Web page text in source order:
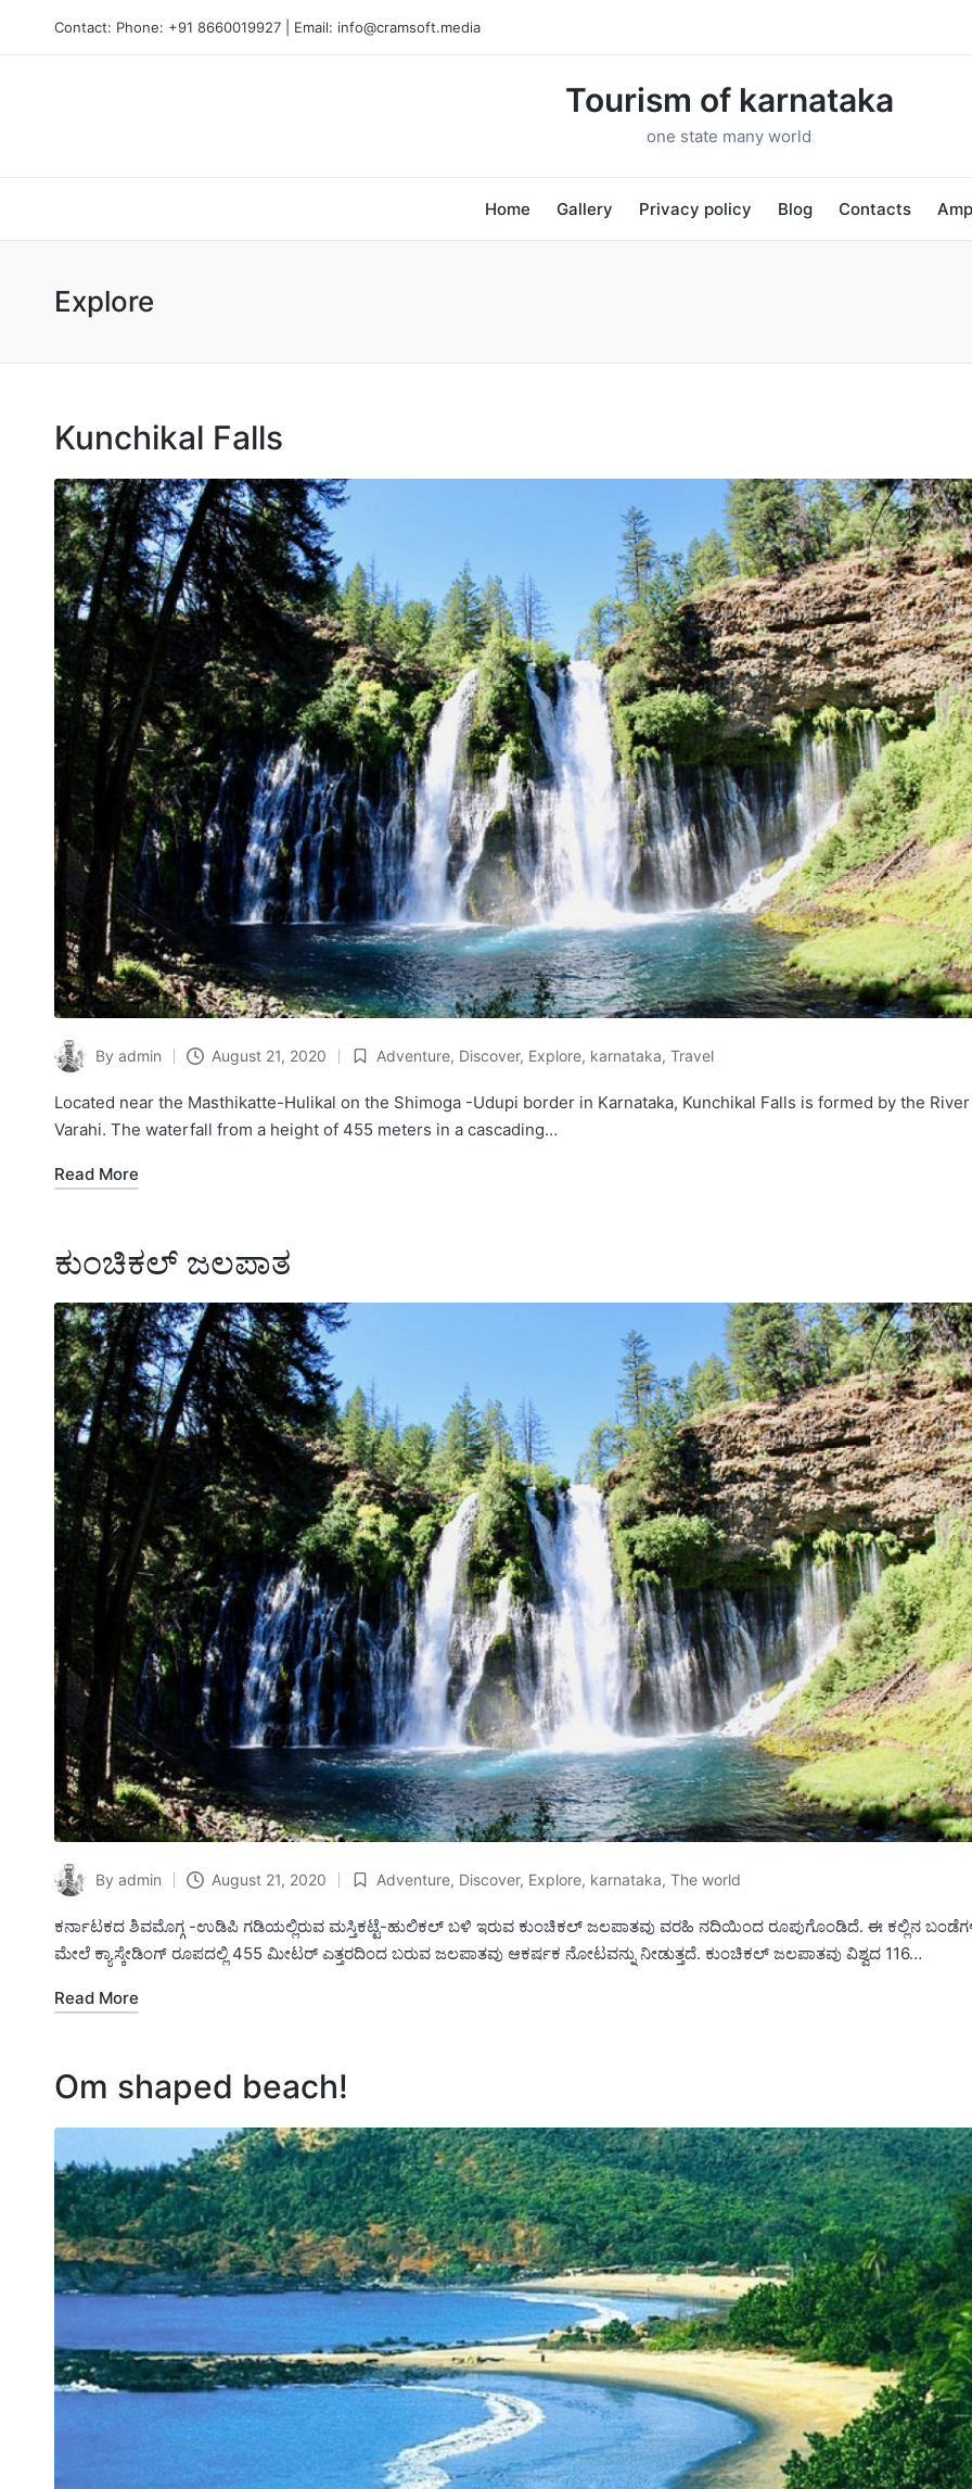
Contact: Phone: +91 8660019927 | Email: info@cramsoft.media
Tourism of karnataka
one state many world
Home Gallery Privacy policy Blog Contacts Amp
Explore
Kunchikal Falls
Posted
by
By admin August 21, 2020
Posted
Adventure, Discover, Explore, karnataka, Travel
Located near the Masthikatte-Hulikal on the Shimoga -Udupi border in Karnataka, Kunchikal Falls is formed by the River
Varahi. The waterfall from a height of 455 meters in a cascading…
Read More
ಕುಂಚಿಕಲ್ ಜಲಪಾತ
Posted
by
By admin August 21, 2020
Posted
in
Adventure, Discover, Explore, karnataka, The world
ಕರ್ನಾಟಕದ ಶಿವಮೊಗ್ಗ -ಉಡಿಪಿ ಗಡಿಯಲ್ಲಿರುವ ಮಸ್ತಿಕಟ್ಟೆ-ಹುಲಿಕಲ್ ಬಳಿ ಇರುವ ಕುಂಚಿಕಲ್ ಜಲಪಾತವು ವರಹಿ ನದಿಯಿಂದ ರೂಪುಗೊಂಡಿದೆ. ಈ ಕಲ್ಲಿನ
ಮೇಲೆ ಕ್ಯಾಸ್ಕೇಡಿಂಗ್ ರೂಪದಲ್ಲಿ 455 ಮೀಟರ್ ಎತ್ತರದಿಂದ ಬರುವ ಜಲಪಾತವು ಆಕರ್ಷಕ ನೋಟವನ್ನು ನೀಡುತ್ತದೆ. ಕುಂಚಿಕಲ್ ಜಲಪಾತವು ವಿಶ್ವದ 116…
Read More
Om shaped beach!